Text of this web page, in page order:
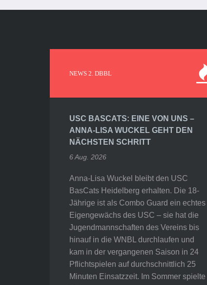
NEWS 2. DBBL
USC BASCATS: EINE VON UNS –
ANNA-LISA WUCKEL GEHT DEN
NÄCHSTEN SCHRITT
6 Aug. 2026
Anna-Lisa Wuckel bleibt den USC
BasCats Heidelberg erhalten. Die 18-
Jährige ist als Combo Guard ein echtes
Eigengewächs des USC – sie hat die
Jugendmannschaften des Vereins bis
hinauf in die WNBL durchlaufen und
kam in der vergangenen Saison in 24
Pflichtspielen auf durchschnittlich 25
Minuten Einsatzzeit. Im Sommer spielte